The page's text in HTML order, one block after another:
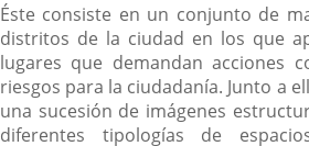
Éste consiste en un conjunto de
distritos de la ciudad en los que
lugares que demandan acciones
riesgos para la ciudadanía. Junto a
una sucesión de imágenes
diferentes tipologías de